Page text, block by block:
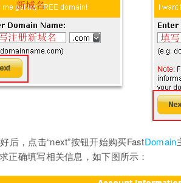
，点击“next”按钮开始购买FastDomain
正确填写相关信息，如下图所示：